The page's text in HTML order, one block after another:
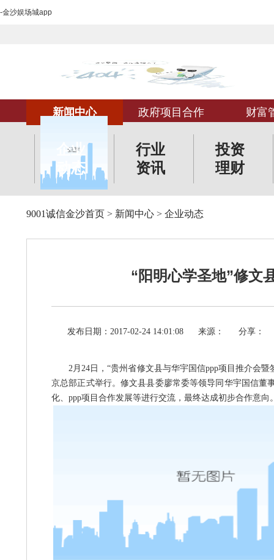
-金沙娱场城app
新闻中心 政府项目合作 财富
企业
动态
行业
资讯
投资
理财
9001诚信金沙首页 > 新闻中心 > 企业动态
“阳明心学圣地”修文
发布日期：2017-02-24 14:01:08 来源： 分享：
2月24日，“贵州省修文县与华宇国信ppp项目推介会暨
京总部正式举行。修文县县委廖常委等领导同华宇国信董
化、ppp项目合作发展等进行交流，最终达成初步合作意向